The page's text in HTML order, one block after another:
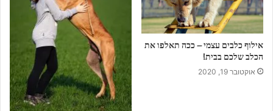
אילוף כלבים עצמי – ככה תאלפו את
הכלב שלכם בבית!
אוקטובר 19, 2020